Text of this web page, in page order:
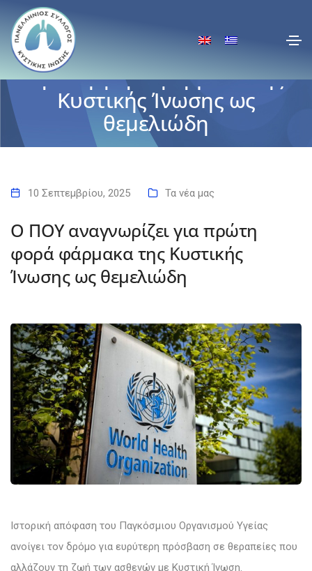
Ο ΠΟΥ αναγνωρίζει για
πρώτη φορά φάρμακα της
Κυστικής Ίνωσης ως
θεμελιώδη
Αρχική
10 Σεπτεμβρίου, 2025 Τα νέα μας
Ο ΠΟΥ αναγνωρίζει για πρώτη
φορά φάρμακα της Κυστικής
Ίνωσης ως θεμελιώδη
Ιστορική απόφαση του Παγκόσμιου Οργανισμού Υγείας
ανοίγει τον δρόμο για ευρύτερη πρόσβαση σε θεραπείες που
αλλάζουν τη ζωή των ασθενών με Κυστική Ίνωση.